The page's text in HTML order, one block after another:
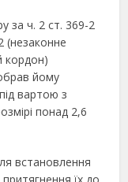
за ч. 2 ст. 369-2
(незаконне
кордон)
йому
вартою з
понад 2,6
встановлення